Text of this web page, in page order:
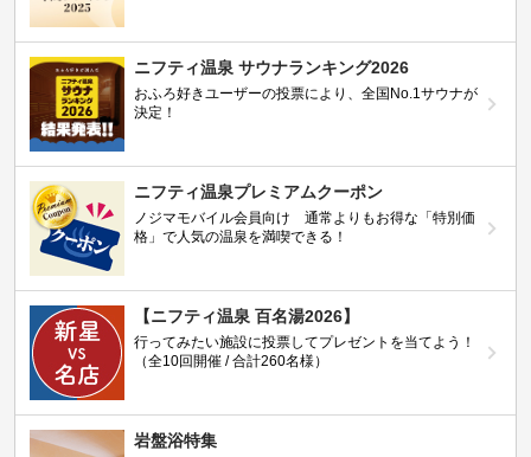
ニフティ温泉 サウナランキング2026
おふろ好きユーザーの投票により、全国No.1サウナが
決定！
ニフティ温泉プレミアムクーポン
ノジマモバイル会員向け 通常よりもお得な「特別価
格」で人気の温泉を満喫できる！
【ニフティ温泉 百名湯2026】
行ってみたい施設に投票してプレゼントを当てよう！
（全10回開催 / 合計260名様）
岩盤浴特集